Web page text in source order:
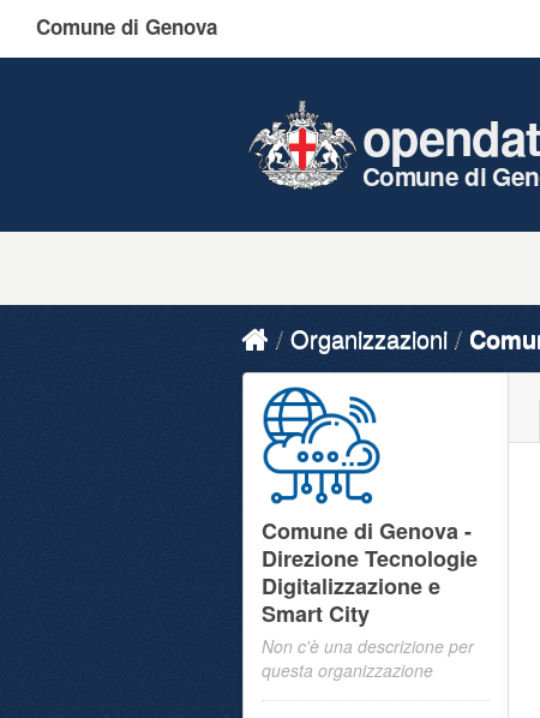
Comune di Genova
Comune di
Organizzazioni
Comune di Genova -
Direzione Tecnologie
Digitalizzazione e
Smart City
Non c'è una descrizione per
questa organizzazione